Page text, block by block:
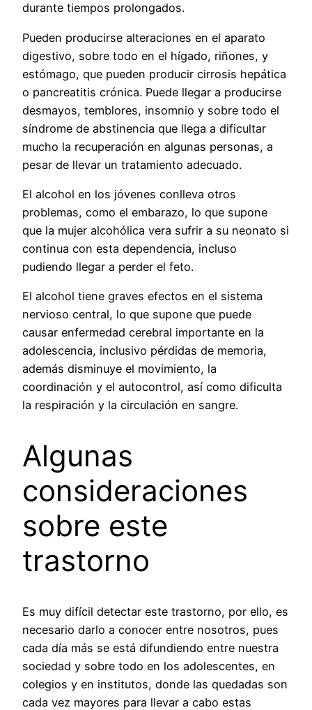
durante tiempos prolongados.
Pueden producirse alteraciones en el aparato
digestivo, sobre todo en el hígado, riñones, y
estómago, que pueden producir cirrosis hepática
o pancreatitis crónica. Puede llegar a producirse
desmayos, temblores, insomnio y sobre todo el
síndrome de abstinencia que llega a dificultar
mucho la recuperación en algunas personas, a
pesar de llevar un tratamiento adecuado.
El alcohol en los jóvenes conlleva otros
problemas, como el embarazo, lo que supone
que la mujer alcohólica vera sufrir a su neonato si
continua con esta dependencia, incluso
pudiendo llegar a perder el feto.
El alcohol tiene graves efectos en el sistema
nervioso central, lo que supone que puede
causar enfermedad cerebral importante en la
adolescencia, inclusivo pérdidas de memoria,
además disminuye el movimiento, la
coordinación y el autocontrol, así como dificulta
la respiración y la circulación en sangre.
Algunas
consideraciones
sobre este
trastorno
Es muy difícil detectar este trastorno, por ello, es
necesario darlo a conocer entre nosotros, pues
cada día más se está difundiendo entre nuestra
sociedad y sobre todo en los adolescentes, en
colegios y en institutos, donde las quedadas son
cada vez mayores para llevar a cabo estas